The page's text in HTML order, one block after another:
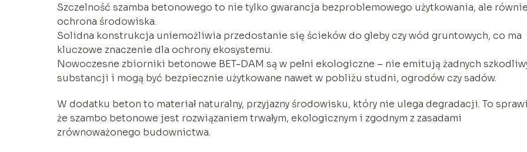
Szczelność szamba betonowego to nie tylko gwarancja bezproblemowego użytkowania, ale
ochrona środowiska.
Solidna konstrukcja uniemożliwia przedostanie się ścieków do gleby czy wód gruntowych, co ma
kluczowe znaczenie dla ochrony ekosystemu.
Nowoczesne zbiorniki betonowe BET-DAM są w pełni ekologiczne – nie emitują żadnych
substancji i mogą być bezpiecznie użytkowane nawet w pobliżu studni, ogrodów czy sadów.
W dodatku beton to materiał naturalny, przyjazny środowisku, który nie ulega degradacji. To
że szambo betonowe jest rozwiązaniem trwałym, ekologicznym i zgodnym z zasadami
zrównoważonego budownictwa.